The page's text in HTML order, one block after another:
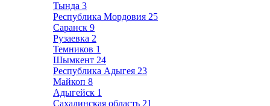
Тында 3
Республика Мордовия 25
Саранск 9
Рузаевка 2
Темников 1
Шымкент 24
Республика Адыгея 23
Майкоп 8
Адыгейск 1
Сахалинская область 21